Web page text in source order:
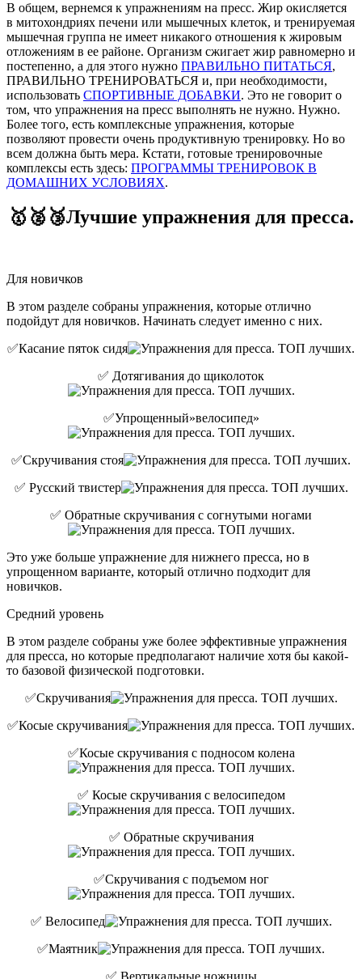
В общем, вернемся к упражнениям на пресс. Жир окисляется
в митохондриях печени или мышечных клеток, и тренируемая
мышечная группа не имеет никакого отношения к жировым
отложениям в ее районе. Организм сжигает жир равномерно и
постепенно, а для этого нужно ПРАВИЛЬНО ПИТАТЬСЯ,
ПРАВИЛЬНО ТРЕНИРОВАТЬСЯ и, при необходимости,
использовать СПОРТИВНЫЕ ДОБАВКИ. Это не говорит о
том, что упражнения на пресс выполнять не нужно. Нужно.
Более того, есть комплексные упражнения, которые
позволяют провести очень продуктивную тренировку. Но во
всем должна быть мера. Кстати, готовые тренировочные
комплексы есть здесь: ПРОГРАММЫ ТРЕНИРОВОК В
ДОМАШНИХ УСЛОВИЯХ.
🥇🥈🥉Лучшие упражнения для пресса.
Для новичков
В этом разделе собраны упражнения, которые отлично
подойдут для новичков. Начинать следует именно с них.
✅Касание пяток сидя
✅ Дотягивания до щиколоток
✅Упрощенный»велосипед»
✅Скручивания стоя
✅ Русский твистер
✅ Обратные скручивания с согнутыми ногами
Это уже больше упражнение для нижнего пресса, но в
упрощенном варианте, который отлично подходит для
новичков.
Средний уровень
В этом разделе собраны уже более эффективные упражнения
для пресса, но которые предполагают наличие хотя бы какой-
то базовой физической подготовки.
✅Скручивания
✅Косые скручивания
✅Косые скручивания с подносом колена
✅ Косые скручивания с велосипедом
✅ Обратные скручивания
✅Скручивания с подъемом ног
✅ Велосипед
✅Маятник
✅ Вертикальные ножницы